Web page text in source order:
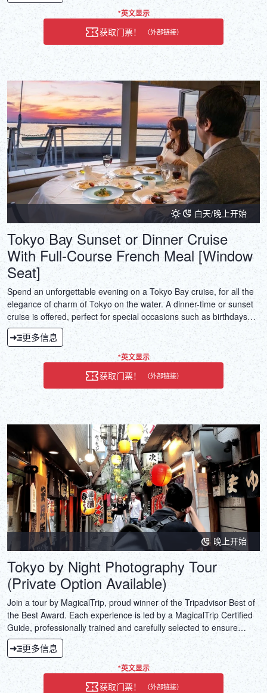
*英文显示
获取门票！ （外部链接）
白天/晚上开始
Tokyo Bay Sunset or Dinner Cruise
With Full-Course French Meal [Window
Seat]
Spend an unforgettable evening on a Tokyo Bay cruise, for all the
elegance of charm of Tokyo on the water. A dinner-time or sunset
cruise is offered, perfect for special occasions such as birthdays
and wedding anniversaries, as well as for dinners with your loved
ones.更多信息
*英文显示
获取门票！ （外部链接）
晚上开始
Tokyo by Night Photography Tour
(Private Option Available)
Join a tour by MagicalTrip, proud winner of the Tripadvisor Best of
the Best Award. Each experience is led by a MagicalTrip Certified
Guide, professionally trained and carefully selected to ensure
quality and authenticity.Meet your friendly local guide in Shinjuku
Sanchome and start at a cozy izakaya with a drink included,
discussing your preferred photo style—neon cityscapes or candid
street shots—before heading out.
更多信息
*英文显示
获取门票！ （外部链接）